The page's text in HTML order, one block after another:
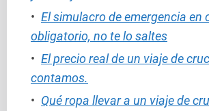
El simulacro de emergencia en
obligatorio, no te lo saltes
El precio real de un viaje de
contamos.
Qué ropa llevar a un viaje de